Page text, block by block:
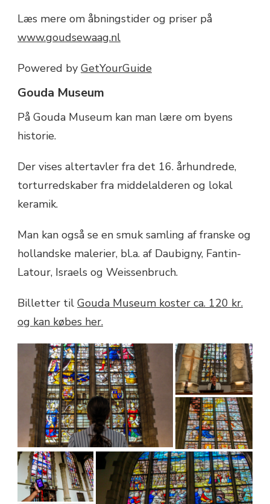
Læs mere om åbningstider og priser på
www.goudsewaag.nl
Powered by GetYourGuide
Gouda Museum
På Gouda Museum kan man lære om byens
historie.
Der vises altertavler fra det 16. århundrede,
torturredskaber fra middelalderen og lokal
keramik.
Man kan også se en smuk samling af franske og
hollandske malerier, bl.a. af Daubigny, Fantin-
Latour, Israels og Weissenbruch.
Billetter til Gouda Museum koster ca. 120 kr.
og kan købes her.